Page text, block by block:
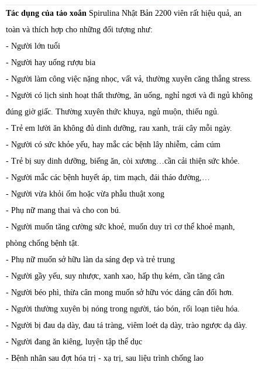
Tác dụng của tảo xoắn Spirulina Nhật Bản 2200 viên rất hiệu quả, an
toàn và thích hợp cho những đối tượng như:
- Người lớn tuổi
- Người hay uống rượu bia
- Người làm công việc nặng nhọc, vất vả, thường xuyên căng thẳng stress.
- Người có lịch sinh hoạt thất thường, ăn uống, nghỉ ngơi và đi ngủ không
đúng giờ giấc. Thường xuyên thức khuya, ngủ muộn, thiếu ngủ.
- Trẻ em lười ăn không đủ dinh dưỡng, rau xanh, trái cây mỗi ngày.
- Người có sức khỏe yếu, hay mắc các bệnh lây nhiễm, cảm cúm
- Trẻ bị suy dinh dưỡng, biếng ăn, còi xương…cần cải thiện sức khỏe.
- Người mắc các bệnh huyết áp, tim mạch, đái tháo đường,…
- Người vừa khỏi ốm hoặc vừa phẫu thuật xong
- Phụ nữ mang thai và cho con bú.
- Người muốn tăng cường sức khoẻ, muốn duy trì cơ thể khoẻ mạnh,
phòng chống bệnh tật.
- Phụ nữ muốn sở hữu làn da sáng đẹp và trẻ trung
- Người gầy yếu, suy nhược, xanh xao, hấp thụ kém, cần tăng cân
- Người béo phì, thừa cân mong muốn sở hữu vóc dáng cân đối hơn.
- Người thường xuyên bị nóng trong người, táo bón, rối loạn tiêu hóa.
- Người bị đau dạ dày, đau tá tràng, viêm loét dạ dày, trào ngược dạ dày.
- Người đang ăn kiêng, luyện tập thể dục
- Bệnh nhân sau đợt hóa trị - xạ trị, sau liệu trình chống lao